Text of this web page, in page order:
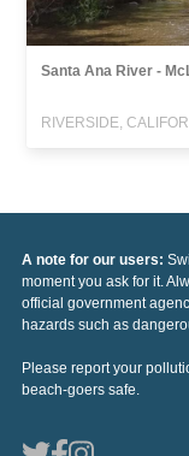
Santa Ana River -
RIVERSIDE,
A note for our users:
moment you ask for it.
official government
hazards such as
Please report your
beach-goers safe.